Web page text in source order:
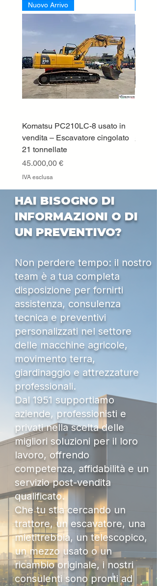
Nuovo Arrivo
Komatsu PC210LC-8 usato in
vendita – Escavatore cingolato
21 tonnellate
Prezzo
45.000,00 €
IVA esclusa
Prezzo
HAI BISOGNO DI
INFORMAZIONI O DI
UN PREVENTIVO?
Non perdere tempo: il nostro
team è a tua completa
disposizione per fornirti
assistenza, consulenza
tecnica e preventivi
personalizzati nel settore
delle macchine agricole,
movimento terra,
giardinaggio e attrezzature
professionali.
Dal 1951 supportiamo
aziende, professionisti e
privati nella scelta delle
migliori soluzioni per il loro
lavoro, offrendo
competenza, affidabilità e un
servizio post-vendita
qualificato.
Che tu stia cercando un
trattore, un escavatore, una
mietitrebbia, un telescopico,
un mezzo usato o un
ricambio originale, i nostri
consulenti sono pronti ad